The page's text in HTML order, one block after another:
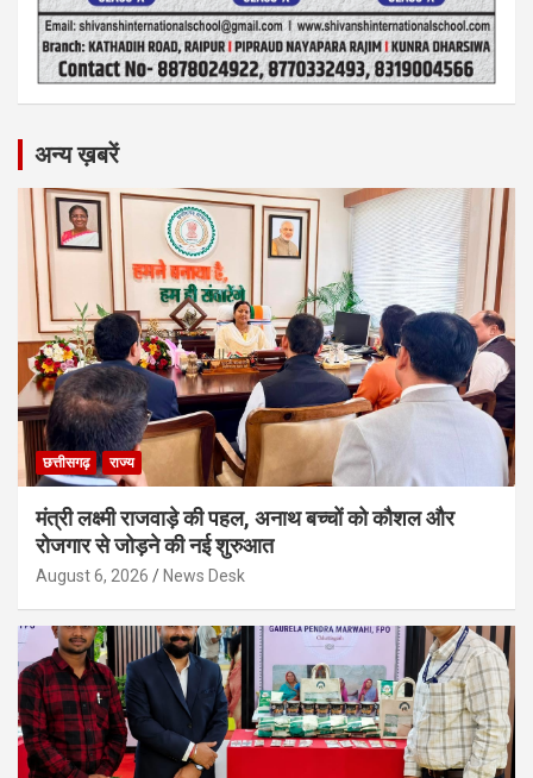
अन्य ख़बरें
छत्तीसगढ़ राज्य
मंत्री लक्ष्मी राजवाड़े की पहल, अनाथ बच्चों को कौशल और
रोजगार से जोड़ने की नई शुरुआत
August 6, 2026 News Desk